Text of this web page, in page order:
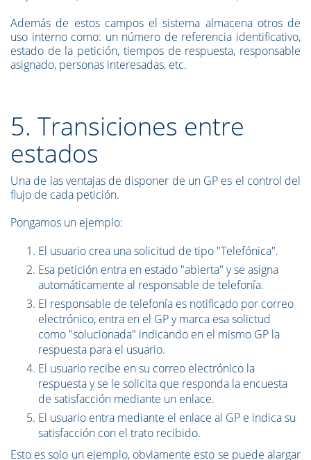
Además de estos campos el sistema almacena otros de
uso interno como: un número de referencia identificativo,
estado de la petición, tiempos de respuesta, responsable
asignado, personas interesadas, etc.
5. Transiciones entre
estados
Una de las ventajas de disponer de un GP es el control del
flujo de cada petición.
Pongamos un ejemplo:
El usuario crea una solicitud de tipo "Telefónica".
Esa petición entra en estado "abierta" y se asigna
automáticamente al responsable de telefonía.
El responsable de telefonía es notificado por correo
electrónico, entra en el GP y marca esa solictud
como "solucionada" indicando en el mismo GP la
respuesta para el usuario.
El usuario recibe en su correo electrónico la
respuesta y se le solicita que responda la encuesta
de satisfacción mediante un enlace.
El usuario entra mediante el enlace al GP e indica su
satisfacción con el trato recibido.
Esto es solo un ejemplo, obviamente esto se puede alargar